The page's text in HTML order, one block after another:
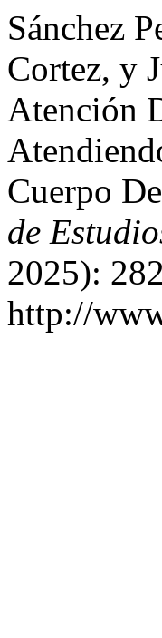
Sánchez
Cortez, y
Atención
Cuerpo
de
2025):
http://